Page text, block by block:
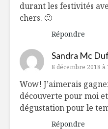
durant les festivités
chers. 🙂
Répondre
Sandra Mc
8 décembre 2018 à
Wow! J’aimerais
découverte pour moi
dégustation pour le
Répondre